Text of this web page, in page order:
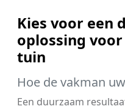
Kies voor een
oplossing
tuin
Hoe de vakman
Een duurzaam